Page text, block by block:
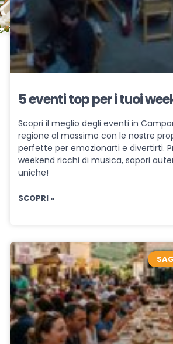
5 eventi top per i tuoi
Scopri il meglio degli eventi in
regione al massimo con le nostre
perfette per emozionarti e divertirti.
weekend ricchi di musica, sapori
uniche!
SCOPRI »